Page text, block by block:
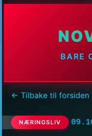
BARE
← Tilbake til forsiden
NÆRINGSLIV